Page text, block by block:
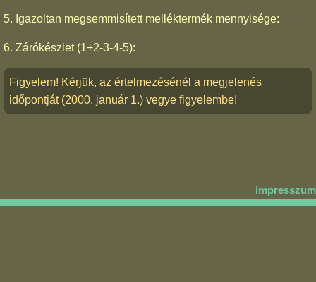
5. Igazoltan megsemmisített melléktermék mennyisége:
6. Zárókészlet (1+2-3-4-5):
Figyelem! Kérjük, az értelmezésénél a megjelenés
időpontját (2000. január 1.) vegye figyelembe!
impresszum